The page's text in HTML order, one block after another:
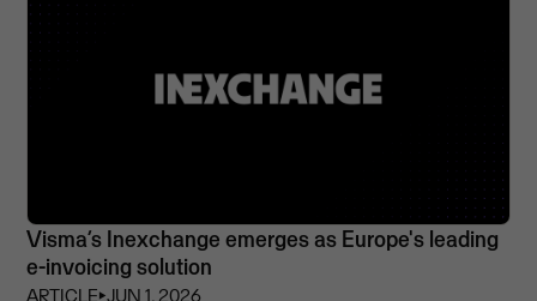
Visma’s Inexchange emerges as Europe's leading
e-invoicing solution
ARTICLE⏵JUN 1, 2026